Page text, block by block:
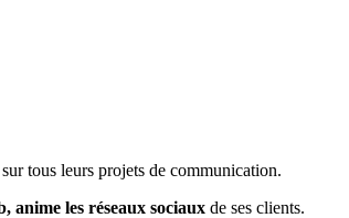
tous leurs projets de communication.
anime les réseaux sociaux de ses clients.